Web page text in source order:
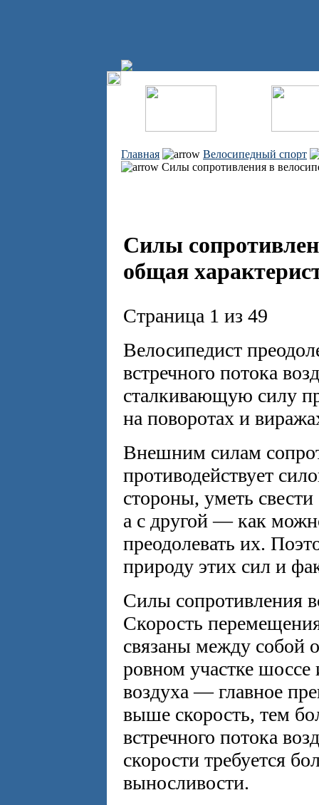
Главная
Велосипедный спорт
Силы сопротивления в
Силы
общая
Страница 1 из 49
Велосипедист
встречного потока
сталкивающую силу
на поворотах и
Внешним силам
противодействует
стороны, уметь
а с другой — как
преодолевать их.
природу этих сил и
Силы сопротивления
Скорость
связаны между собой
ровном участке шоссе
воздуха — главное
выше скорость, тем
встречного потока
скорости требуется
выносливости.